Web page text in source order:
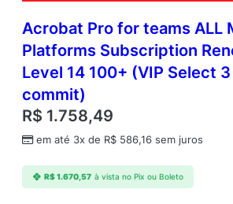
Acrobat Pro for teams ALL
Platforms Subscription
Level 14 100+ (VIP Select
commit)
R$ 1.758,49
em até 3x de R$ 586,16 sem juros
R$1.670,57 à vista no Pix ou Boleto